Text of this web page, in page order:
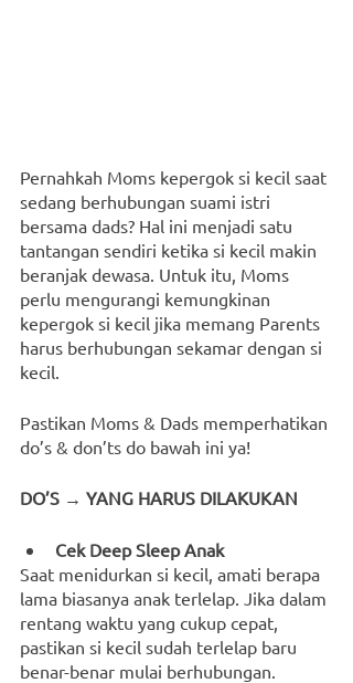
Pernahkah Moms kepergok si kecil saat
sedang berhubungan suami istri
bersama dads? Hal ini menjadi satu
tantangan sendiri ketika si kecil makin
beranjak dewasa. Untuk itu, Moms
perlu mengurangi kemungkinan
kepergok si kecil jika memang Parents
harus berhubungan sekamar dengan si
kecil.
Pastikan Moms & Dads memperhatikan
do’s & don’ts do bawah ini ya!
DO’S → YANG HARUS DILAKUKAN
Cek Deep Sleep Anak
Saat menidurkan si kecil, amati berapa
lama biasanya anak terlelap. Jika dalam
rentang waktu yang cukup cepat,
pastikan si kecil sudah terlelap baru
benar-benar mulai berhubungan.